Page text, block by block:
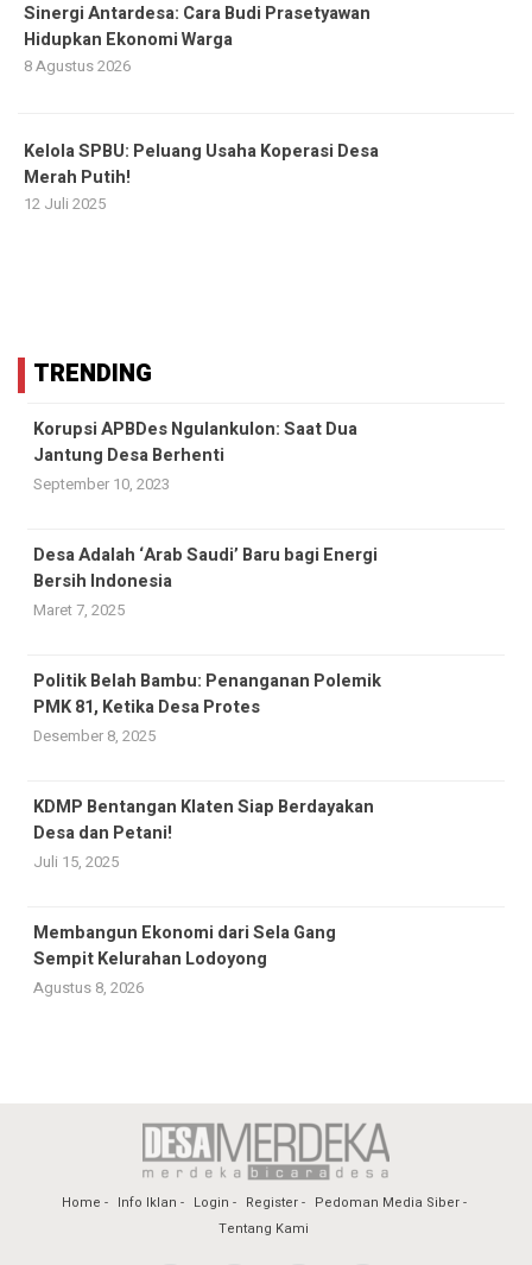
Sinergi Antardesa: Cara Budi Prasetyawan
Hidupkan Ekonomi Warga
8 Agustus 2026
Kelola SPBU: Peluang Usaha Koperasi Desa
Merah Putih!
12 Juli 2025
TRENDING
Korupsi APBDes Ngulankulon: Saat Dua
Jantung Desa Berhenti
September 10, 2023
Desa Adalah ‘Arab Saudi’ Baru bagi Energi
Bersih Indonesia
Maret 7, 2025
Politik Belah Bambu: Penanganan Polemik
PMK 81, Ketika Desa Protes
Desember 8, 2025
KDMP Bentangan Klaten Siap Berdayakan
Desa dan Petani!
Juli 15, 2025
Membangun Ekonomi dari Sela Gang
Sempit Kelurahan Lodoyong
Agustus 8, 2026
Home Info Iklan Login Register
Pedoman Media Siber
Tentang Kami